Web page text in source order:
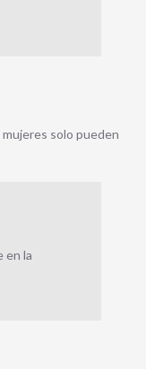
solo pueden
en la